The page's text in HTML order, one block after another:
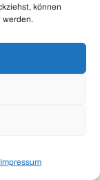
können
werden.
Impressum